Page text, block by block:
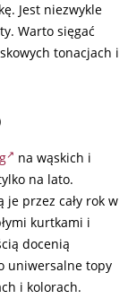
Jest niezwykle
Warto sięgać
tonacjach i
na wąskich i
na lato.
przez cały rok w
kurtkami i
docenią
uniwersalne topy
i kolorach.